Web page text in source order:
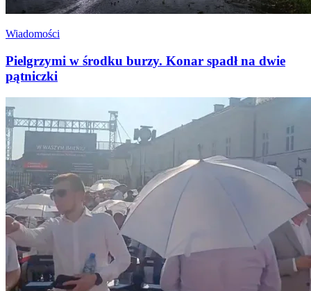
Wiadomości
Pielgrzymi w środku burzy. Konar spadł na dwie
pątniczki